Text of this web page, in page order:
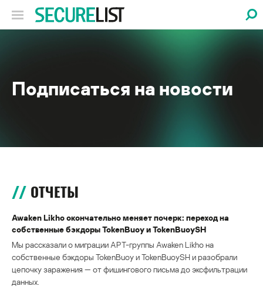
Подписаться на новости
ОТЧЕТЫ
Awaken Likho окончательно меняет почерк: переход на
собственные бэкдоры TokenBuoy и TokenBuoySH
Мы рассказали о миграции APT-группы Awaken Likho на
собственные бэкдоры TokenBuoy и TokenBuoySH и разобрали
цепочку заражения — от фишингового письма до эксфильтрации
данных.